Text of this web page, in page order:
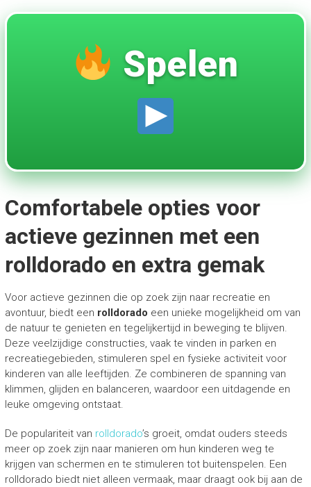
Spelen
Comfortabele opties voor
actieve gezinnen met een
rolldorado en extra gemak
Voor actieve gezinnen die op zoek zijn naar recreatie en
avontuur, biedt een rolldorado een unieke mogelijkheid om van
de natuur te genieten en tegelijkertijd in beweging te blijven.
Deze veelzijdige constructies, vaak te vinden in parken en
recreatiegebieden, stimuleren spel en fysieke activiteit voor
kinderen van alle leeftijden. Ze combineren de spanning van
klimmen, glijden en balanceren, waardoor een uitdagende en
leuke omgeving ontstaat.
De populariteit van rolldorado’s groeit, omdat ouders steeds
meer op zoek zijn naar manieren om hun kinderen weg te
krijgen van schermen en te stimuleren tot buitenspelen. Een
rolldorado biedt niet alleen vermaak, maar draagt ook bij aan de